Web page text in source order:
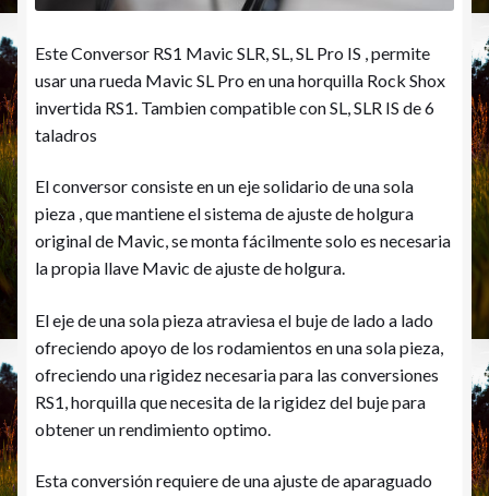
Este Conversor RS1 Mavic SLR, SL, SL Pro IS , permite
usar una rueda Mavic SL Pro en una horquilla Rock Shox
invertida RS1. Tambien compatible con SL, SLR IS de 6
taladros
El conversor consiste en un eje solidario de una sola
pieza , que mantiene el sistema de ajuste de holgura
original de Mavic, se monta fácilmente solo es necesaria
la propia llave Mavic de ajuste de holgura.
El eje de una sola pieza atraviesa el buje de lado a lado
ofreciendo apoyo de los rodamientos en una sola pieza,
ofreciendo una rigidez necesaria para las conversiones
RS1, horquilla que necesita de la rigidez del buje para
obtener un rendimiento optimo.
Esta conversión requiere de una ajuste de aparaguado